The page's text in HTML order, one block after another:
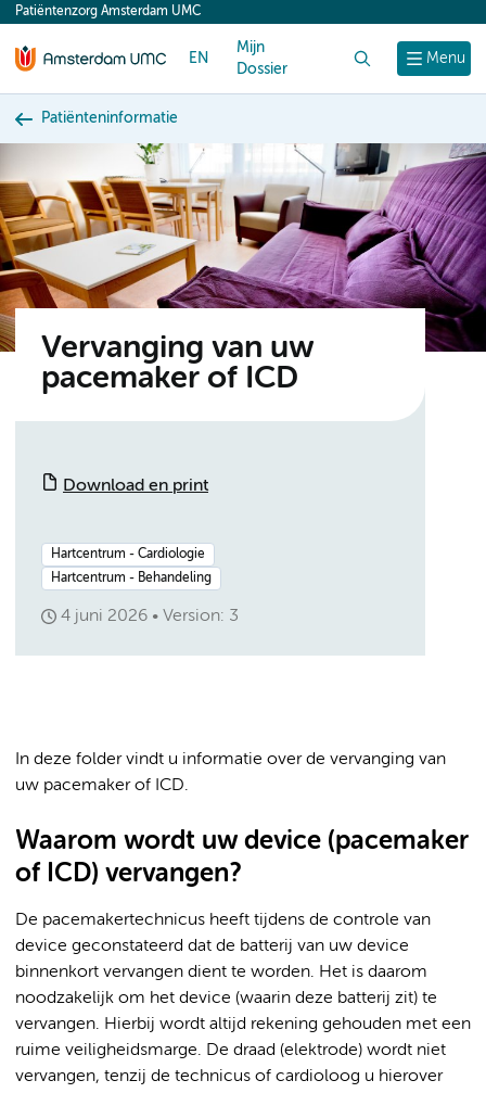
content
Menu
Patiëntenzorg Amsterdam UMC
EN
Mijn
Dossier
Patiënteninformatie
Vervanging van uw
pacemaker of ICD
Download en print
Hartcentrum - Cardiologie
Hartcentrum - Behandeling
4 juni 2026 Version: 3
In deze folder vindt u informatie over de vervanging van
uw pacemaker of ICD.
Waarom wordt uw device (pacemaker
of ICD) vervangen?
De pacemakertechnicus heeft tijdens de controle van
device geconstateerd dat de batterij van uw device
binnenkort vervangen dient te worden. Het is daarom
noodzakelijk om het device (waarin deze batterij zit) te
vervangen. Hierbij wordt altijd rekening gehouden met een
ruime veiligheidsmarge. De draad (elektrode) wordt niet
vervangen, tenzij de technicus of cardioloog u hierover